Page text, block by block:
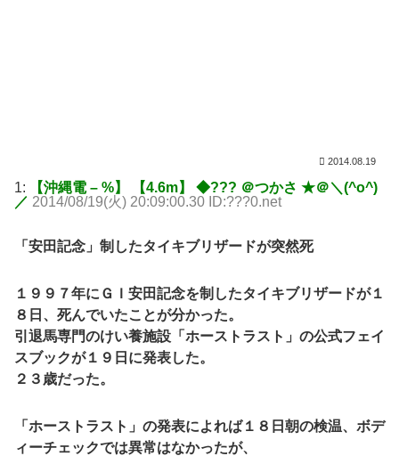
2014.08.19
1:
【沖縄電 – %】 【4.6m】 ◆??? ＠つかさ ★＠＼(^o^)
／ 2014/08/19(火) 20:09:00.30 ID:???0.net
「安田記念」制したタイキブリザードが突然死
１９９７年にＧＩ安田記念を制したタイキブリザードが１
８日、死んでいたことが分かった。
引退馬専門のけい養施設「ホーストラスト」の公式フェイ
スブックが１９日に発表した。
２３歳だった。
「ホーストラスト」の発表によれば１８日朝の検温、ボデ
ィーチェックでは異常はなかったが、